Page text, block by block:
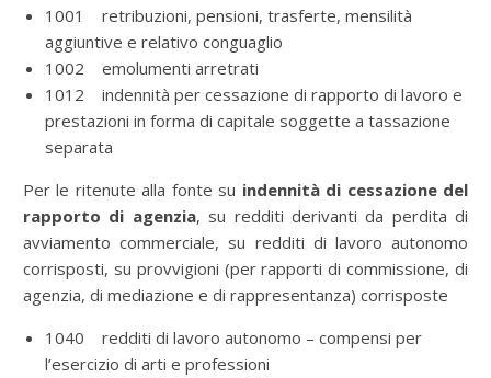
1001 retribuzioni, pensioni, trasferte, mensilità
aggiuntive e relativo conguaglio
1002 emolumenti arretrati
1012 indennità per cessazione di rapporto di lavoro e
prestazioni in forma di capitale soggette a tassazione
separata
Per le ritenute alla fonte su indennità di cessazione del
rapporto di agenzia, su redditi derivanti da perdita di
avviamento commerciale, su redditi di lavoro autonomo
corrisposti, su provvigioni (per rapporti di commissione, di
agenzia, di mediazione e di rappresentanza) corrisposte
1040 redditi di lavoro autonomo – compensi per
l’esercizio di arti e professioni